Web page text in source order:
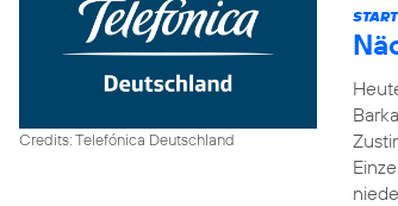
Credits: Telefónica Deutschland